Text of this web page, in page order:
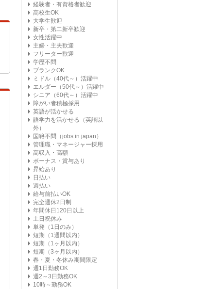
経験者・有資格者歓迎
高校生OK
大学生歓迎
新卒・第二新卒歓迎
女性活躍中
主婦・主夫歓迎
フリーター歓迎
学歴不問
ブランクOK
ミドル（40代～）活躍中
エルダー（50代～）活躍中
シニア（60代～）活躍中
障がい者積極採用
英語が活かせる
語学力を活かせる（英語以
外）
国籍不問（jobs in japan）
管理職・マネージャー採用
高収入・高額
ボーナス・賞与あり
昇給あり
日払い
週払い
給与前払いOK
完全週休2日制
年間休日120日以上
土日祝休み
単発（1日のみ）
短期（1週間以内）
短期（1ヶ月以内）
短期（3ヶ月以内）
春・夏・冬休み期間限定
週1日勤務OK
週2～3日勤務OK
10時～勤務OK